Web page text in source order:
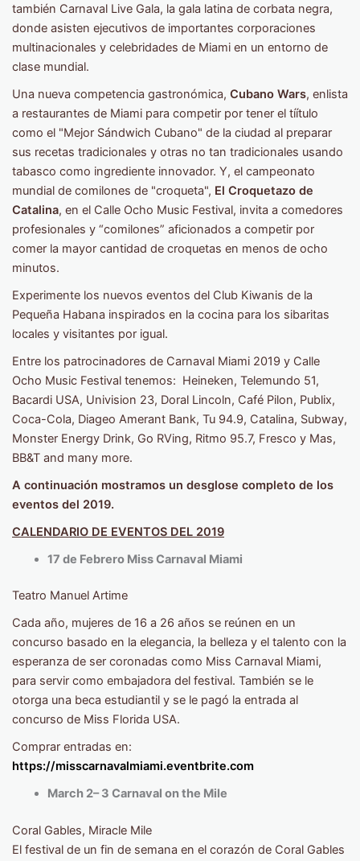
también Carnaval Live Gala, la gala latina de corbata negra,
donde asisten ejecutivos de importantes corporaciones
multinacionales y celebridades de Miami en un entorno de
clase mundial.
Una nueva competencia gastronómica, Cubano Wars, enlista
a restaurantes de Miami para competir por tener el tíítulo
como el "Mejor Sándwich Cubano" de la ciudad al preparar
sus recetas tradicionales y otras no tan tradicionales usando
tabasco como ingrediente innovador. Y, el campeonato
mundial de comilones de "croqueta", El Croquetazo de
Catalina, en el Calle Ocho Music Festival, invita a comedores
profesionales y “comilones” aficionados a competir por
comer la mayor cantidad de croquetas en menos de ocho
minutos.
Experimente los nuevos eventos del Club Kiwanis de la
Pequeña Habana inspirados en la cocina para los sibaritas
locales y visitantes por igual.
Entre los patrocinadores de Carnaval Miami 2019 y Calle
Ocho Music Festival tenemos: Heineken, Telemundo 51,
Bacardi USA, Univision 23, Doral Lincoln, Café Pilon, Publix,
Coca-Cola, Diageo Amerant Bank, Tu 94.9, Catalina, Subway,
Monster Energy Drink, Go RVing, Ritmo 95.7, Fresco y Mas,
BB&T and many more.
A continuación mostramos un desglose completo de los
eventos del 2019.
CALENDARIO DE EVENTOS DEL 2019
17 de Febrero Miss Carnaval Miami
Teatro Manuel Artime
Cada año, mujeres de 16 a 26 años se reúnen en un
concurso basado en la elegancia, la belleza y el talento con la
esperanza de ser coronadas como Miss Carnaval Miami,
para servir como embajadora del festival. También se le
otorga una beca estudiantil y se le pagó la entrada al
concurso de Miss Florida USA.
Comprar entradas en:
https://misscarnavalmiami.eventbrite.com
March 2– 3 Carnaval on the Mile
Coral Gables, Miracle Mile
El festival de un fin de semana en el corazón de Coral Gables